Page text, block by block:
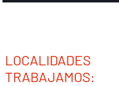
TRABAJAMOS: